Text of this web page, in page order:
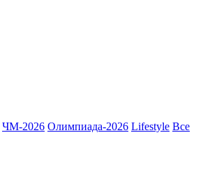
ЧМ-2026 Олимпиада-2026 Lifestyle Все